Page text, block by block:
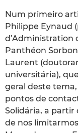
Num primeiro
Philippe Eynaud
d’Administration
Panthéon
Laurent
universitária),
geral deste
pontos de
Solidária, a partir
de nos